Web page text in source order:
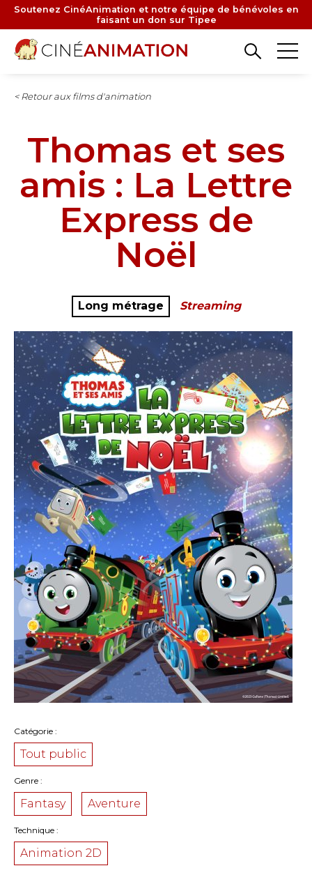
Aller
contenu
principal
Soutenez CinéAnimation et notre équipe de bénévoles en
faisant un don sur Tipee
< Retour aux films d'animation
Thomas et ses
amis : La Lettre
Express de
Noël
Long métrage Streaming
Catégorie
Tout public
Genre
Fantasy Aventure
Technique
Animation 2D